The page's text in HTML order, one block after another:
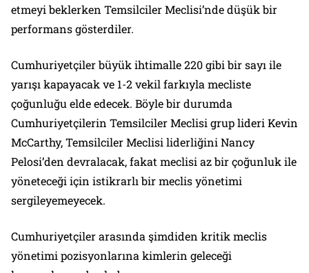
etmeyi beklerken Temsilciler Meclisi’nde düşük bir
performans gösterdiler.
Cumhuriyetçiler büyük ihtimalle 220 gibi bir sayı ile
yarışı kapayacak ve 1-2 vekil farkıyla mecliste
çoğunluğu elde edecek. Böyle bir durumda
Cumhuriyetçilerin Temsilciler Meclisi grup lideri Kevin
McCarthy, Temsilciler Meclisi liderliğini Nancy
Pelosi’den devralacak, fakat meclisi az bir çoğunluk ile
yöneteceği için istikrarlı bir meclis yönetimi
sergileyemeyecek.
Cumhuriyetçiler arasında şimdiden kritik meclis
yönetimi pozisyonlarına kimlerin geleceği